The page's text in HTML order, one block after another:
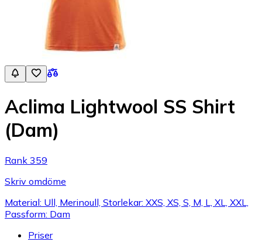
Aclima Lightwool SS Shirt
(Dam)
Rank 359
Skriv omdöme
Material: Ull, Merinoull, Storlekar: XXS, XS, S, M, L, XL, XXL,
Passform: Dam
Priser